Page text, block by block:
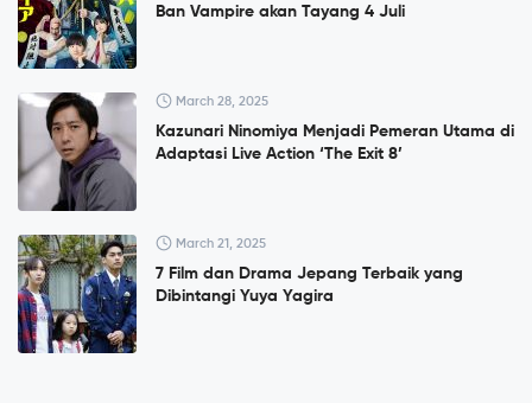
Ban Vampire akan Tayang 4 Juli
March 28, 2025
Kazunari Ninomiya Menjadi Pemeran Utama di
Adaptasi Live Action ‘The Exit 8’
March 21, 2025
7 Film dan Drama Jepang Terbaik yang
Dibintangi Yuya Yagira